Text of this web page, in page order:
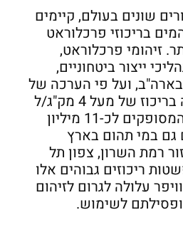
שונים בעולם, קיימים
בריכוזי פרכלוראט
זיהומי פרכלוראט,
ייצור ביטחוניים,
מדינות בארה"ב, ועל פי הערכה של
ה-EPA הזיהום התגלה בריכוז של מעל 4 מק"ג/ל
בבדיקות מי השתייה המסופקים לכ-11 מיליון
גם במי תהום בארץ
רמת השרון, צפון תל
ריכוזים גבוהים אלו
עלולה לגרום לזיהום
לשימוש.